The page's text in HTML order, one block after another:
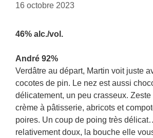
16 octobre 2023
46% alc./vol.
André 92%
Verdâtre au départ, Martin voit juste
cocotes de pin. Le nez est aussi
délicatement, un peu crasseux.
crème à pâtisserie, abricots et
poires. Un coup de poing très
relativement doux, la bouche elle